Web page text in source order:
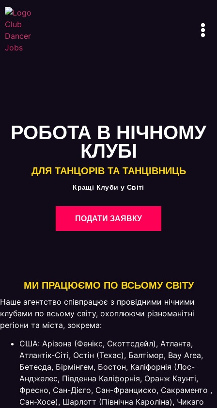
РОБОТА В НІЧНОМУ
КЛУБІ
ДЛЯ ТАНЦОРІВ ТА ТАНЦІВНИЦЬ
Кращі Клуби у Світі
ПОДАТИ ЗАЯВКУ
МИ ПРАЦЮЄМО ПО ВСЬОМУ СВІТУ
Наше агентство співпрацює з провідними нічними
клубами по всьому світу, охоплюючи різноманітні
регіони та міста, зокрема:
США: Арізона (Фенікс, Скоттсдейл), Атланта,
Атлантік-Сіті, Остін (Техас), Балтімор, Bay Area,
Бетесда, Бірмінгем, Бостон, Каліфорнія (Лос-
Анджелес, Південна Каліфорнія, Оранж Каунті,
Фресно, Сан-Дієго, Сан-Франциско, Сакраменто ,
Сан-Хосе), Шарлотт (Північна Кароліна), Чикаго